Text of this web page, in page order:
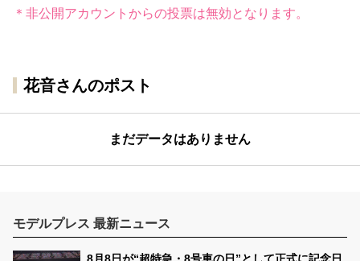
＊非公開アカウントからの投票は無効となります。
花音さんのポスト
まだデータはありません
モデルプレス 最新ニュース